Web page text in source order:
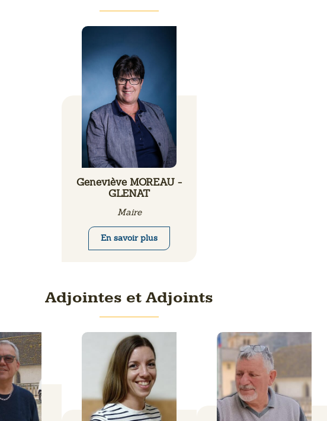
Geneviève MOREAU -
GLENAT
Maire
En savoir plus
Adjointes et Adjoints